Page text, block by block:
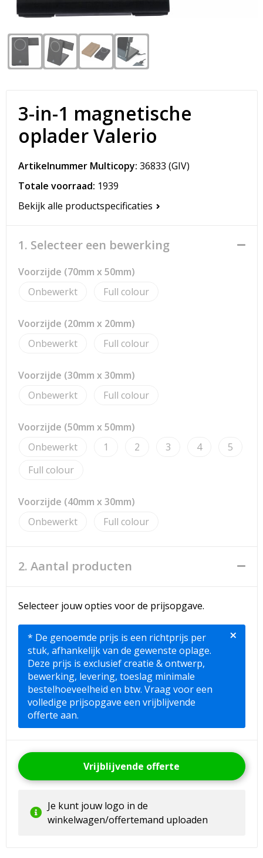
Spellen voor binnen en buiten
Sport
Vrije tijd en Strand
Opvouwbare tassen
Papieren tassen
Reistassen
Rugzakken
Schoudertassen
Strandtassen
Toilettassen
Waterbestendige tassen
Duffeltassen
Aktetassen
Trolleys
3-in-1 magnetische
oplader Valerio
Artikelnummer Multicopy: 36833 (GIV)
Totale voorraad: 1939
Bekijk alle productspecificaties
1. Selecteer een bewerking
Voorzijde (70mm x 50mm)
Onbewerkt
Full colour
Voorzijde (20mm x 20mm)
Onbewerkt
Full colour
Voorzijde (30mm x 30mm)
Onbewerkt
Full colour
Voorzijde (50mm x 50mm)
Onbewerkt
1 2 3 4
5
Full colour
Voorzijde (40mm x 30mm)
Onbewerkt
Full colour
2. Aantal producten
Selecteer jouw opties voor de prijsopgave.
* De genoemde prijs is een richtprijs per
stuk, afhankelijk van de gewenste oplage.
Deze prijs is exclusief creatie & ontwerp,
bewerking, levering, toeslag minimale
bestelhoeveelheid en btw. Vraag voor een
volledige prijsopgave een vrijblijvende
offerte aan.
×
Vrijblijvende offerte
Je kunt jouw logo in de
winkelwagen/offertemand uploaden